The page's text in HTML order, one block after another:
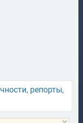
репорты,